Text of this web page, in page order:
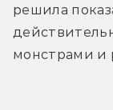
решила
монстрами и